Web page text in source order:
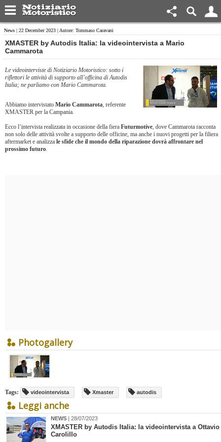
News | 22 December 2023 | Autore: Tommaso Caravani
​XMASTER by Autodis Italia: la videointervista a Mario
Cammarota
Le videointerviste di Notiziario Motoristico: sotto i
riflettori le attività di supporto all’officina di Autodis
Italia; ne parliamo con Mario Cammarota.
Abbiamo intervistato Mario Cammarota, referente
XMASTER per la Campania.
Ecco l’intervista realizzata in occasione della fiera Futurmotive, dove Cammarota racconta
non solo delle attività svolte a supporto delle officine, ma anche i nuovi progetti per la filiera
aftermarket e analizza le sfide che il mondo della riparazione dovrà affrontare nel
prossimo futuro.
Photogallery
Tags: videointervista Xmaster autodis
Leggi anche
NEWS | 28/07/2023
​XMASTER by Autodis Italia: la videointervista a Ottavio
Carolillo